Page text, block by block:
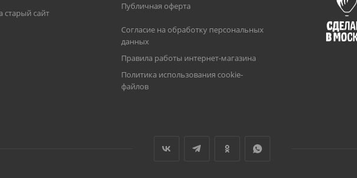
старый сайт
Публичная оферта
Согласие на обработку персональных
данных
Правила работы интернет-магазина
Политика использования cookie-
файлов